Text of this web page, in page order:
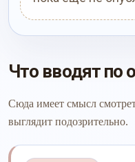
Что вводят по
Сюда имеет смысл
выглядит подозрительно.